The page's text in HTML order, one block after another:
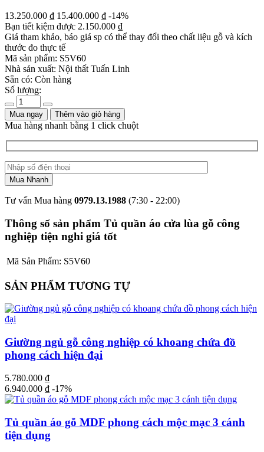
13.250.000 ₫ 15.400.000 ₫ -14%
Bạn tiết kiệm được 2.150.000 ₫
Giá tham khảo, báo giá sp có thể thay đổi theo chất liệu gỗ và kích
thước đo thực tế
Mã sản phẩm: S5V60
Nhà sản xuất: Nội thất Tuấn Linh
Sẵn có: Còn hàng
Số lượng:
Mua ngay Thêm vào giỏ hàng
Mua hàng nhanh bằng 1 click chuột
Tư vấn Mua hàng 0979.13.1988 (7:30 - 22:00)
Thông số sản phẩm Tủ quần áo cửa lùa gỗ công
nghiệp tiện nghi giá tốt
Mã Sản Phẩm: S5V60
SẢN PHẨM TƯƠNG TỰ
Giường ngủ gỗ công nghiệp có khoang chứa đồ
phong cách hiện đại
5.780.000 ₫
6.940.000 ₫ -17%
Tủ quần áo gỗ MDF phong cách mộc mạc 3 cánh
tiện dụng